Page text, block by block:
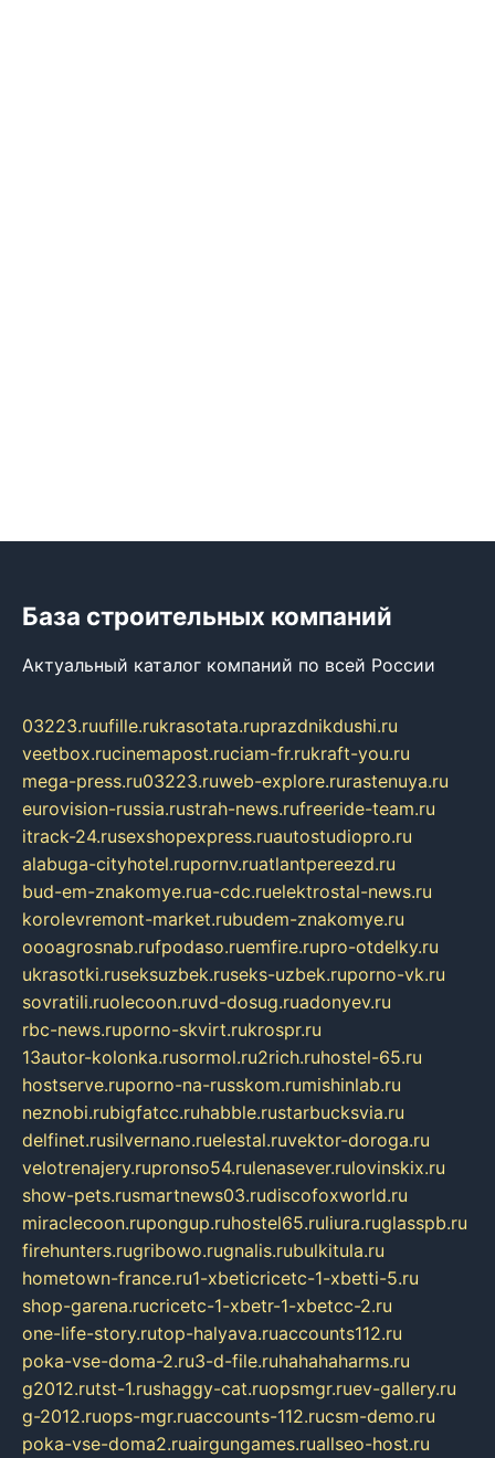
База строительных компаний
Актуальный каталог компаний по всей России
03223.ruufille.rukrasotata.ruprazdnikdushi.ru
veetbox.rucinemapost.ruciam-fr.rukraft-you.ru
mega-press.ru03223.ruweb-explore.rurastenuya.ru
eurovision-russia.rustrah-news.rufreeride-team.ru
itrack-24.rusexshopexpress.ruautostudiopro.ru
alabuga-cityhotel.rupornv.ruatlantpereezd.ru
bud-em-znakomye.rua-cdc.ruelektrostal-news.ru
korolevremont-market.rubudem-znakomye.ru
oooagrosnab.rufpodaso.ruemfire.rupro-otdelky.ru
ukrasotki.ruseksuzbek.ruseks-uzbek.ruporno-vk.ru
sovratili.ruolecoon.ruvd-dosug.ruadonyev.ru
rbc-news.ruporno-skvirt.rukrospr.ru
13autor-kolonka.rusormol.ru2rich.ruhostel-65.ru
hostserve.ruporno-na-russkom.rumishinlab.ru
neznobi.rubigfatcc.ruhabble.rustarbucksvia.ru
delfinet.rusilvernano.ruelestal.ruvektor-doroga.ru
velotrenajery.rupronso54.rulenasever.rulovinskix.ru
show-pets.rusmartnews03.rudiscofoxworld.ru
miraclecoon.rupongup.ruhostel65.ruliura.ruglasspb.ru
firehunters.rugribowo.rugnalis.rubulkitula.ru
hometown-france.ru1-xbeticricetc-1-xbetti-5.ru
shop-garena.rucricetc-1-xbetr-1-xbetcc-2.ru
one-life-story.rutop-halyava.ruaccounts112.ru
poka-vse-doma-2.ru3-d-file.ruhahahaharms.ru
g2012.rutst-1.rushaggy-cat.ruopsmgr.ruev-gallery.ru
g-2012.ruops-mgr.ruaccounts-112.rucsm-demo.ru
poka-vse-doma2.ruairgungames.ruallseo-host.ru